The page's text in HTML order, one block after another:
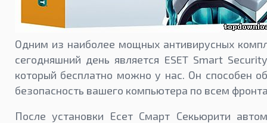
Одним из наиболее мощных антивирусных
сегодняшний день является ESET Smart
который бесплатно можно у нас. Он способен
безопасность вашего компьютера по всем
После установки Есет Смарт Секьюрити